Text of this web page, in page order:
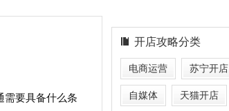
需要具备什么条
开店攻略分类
电商运营 苏宁开店
自媒体 天猫开店